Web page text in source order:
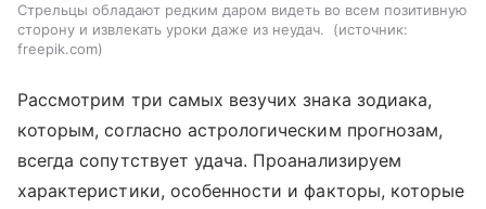
Стрельцы обладают редким даром видеть во всем позитивную
сторону и извлекать уроки даже из неудач.
источник:
freepik.com
Рассмотрим три самых везучих знака зодиака,
которым, согласно астрологическим прогнозам,
всегда сопутствует удача. Проанализируем
характеристики, особенности и факторы, которые